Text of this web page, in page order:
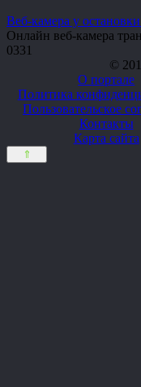
Веб-камера у
Онлайн веб-камера
0331
©
О портале
Политика
Пользовательское
Контакты
Карта сайта